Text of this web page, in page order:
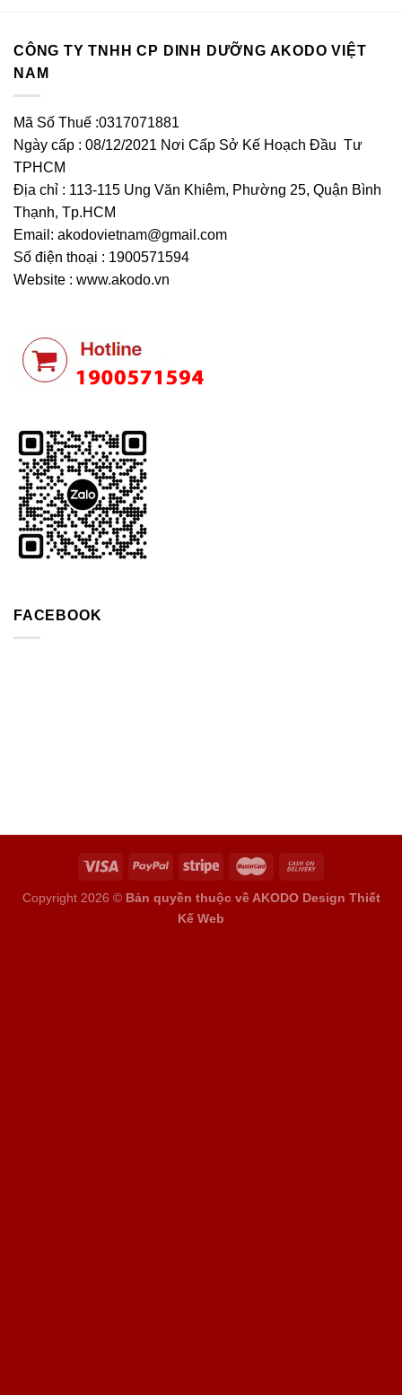
CÔNG TY TNHH CP DINH DƯỠNG AKODO VIỆT
NAM
Mã Số Thuế :0317071881
Ngày cấp : 08/12/2021 Nơi Cấp Sở Kế Hoạch Đầu Tư
TPHCM
Địa chỉ : 113-115 Ung Văn Khiêm, Phường 25, Quận Bình
Thạnh, Tp.HCM
Email: akodovietnam@gmail.com
Số điện thoại : 1900571594
Website : www.akodo.vn
FACEBOOK
Copyright 2026 © Bản quyền thuộc về AKODO Design Thiết
Kế Web